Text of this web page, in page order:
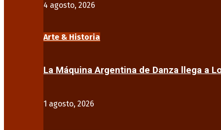
4 agosto, 2026
Arte & Historia
La Máquina Argentina de Danza llega a
1 agosto, 2026